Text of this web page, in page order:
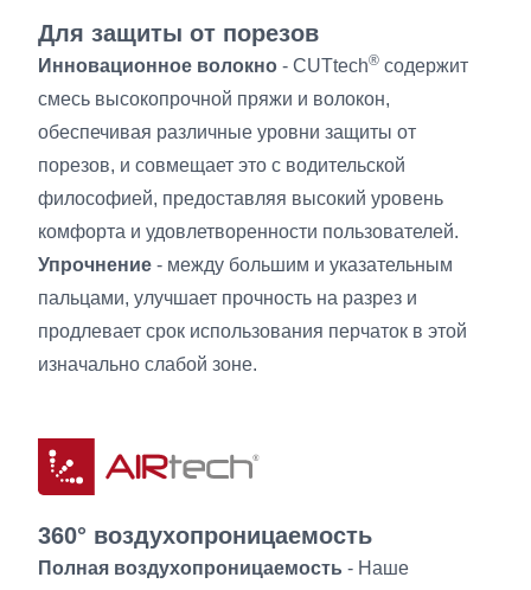
Для защиты от порезов
Инновационное волокно - CUTtech® содержит
смесь высокопрочной пряжи и волокон,
обеспечивая различные уровни защиты от
порезов, и совмещает это с водительской
философией, предоставляя высокий уровень
комфорта и удовлетворенности пользователей.
Упрочнение - между большим и указательным
пальцами, улучшает прочность на разрез и
продлевает срок использования перчаток в этой
изначально слабой зоне.
360° воздухопроницаемость
Полная воздухопроницаемость - Наше